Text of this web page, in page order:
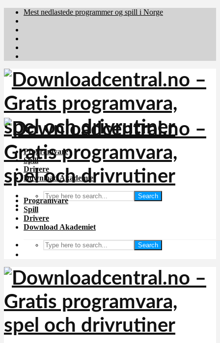
Mest nedlastede programmer og spill i Norge
Programvare
Spill
Drivere
Download Akademiet
Search
Programvare
Spill
Drivere
Download Akademiet
Search